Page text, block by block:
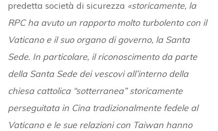
predetta società di sicurezza «storicamente, la
RPC ha avuto un rapporto molto turbolento con il
Vaticano e il suo organo di governo, la Santa
Sede. In particolare, il riconoscimento da parte
della Santa Sede dei vescovi all’interno della
chiesa cattolica “sotterranea” storicamente
perseguitata in Cina tradizionalmente fedele al
Vaticano e le sue relazioni con Taiwan hanno